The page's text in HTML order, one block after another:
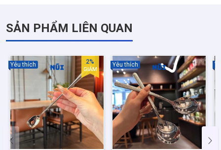
SẢN PHẨM LIÊN QUAN
Yêu thích 2%
GIẢM
Yêu thích